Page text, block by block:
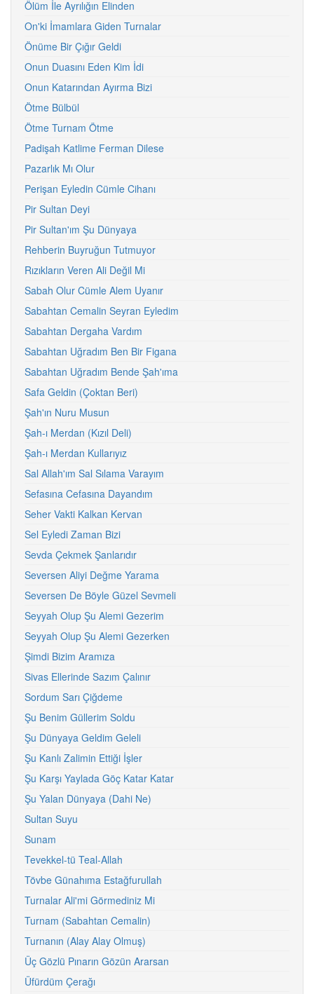
Ölüm İle Ayrılığın Elinden
On'ki İmamlara Giden Turnalar
Önüme Bir Çığır Geldi
Onun Duasını Eden Kim İdi
Onun Katarından Ayırma Bizi
Ötme Bülbül
Ötme Turnam Ötme
Padişah Katlime Ferman Dilese
Pazarlık Mı Olur
Perişan Eyledin Cümle Cihanı
Pir Sultan Deyi
Pir Sultan'ım Şu Dünyaya
Rehberin Buyruğun Tutmuyor
Rızıkların Veren Ali Değil Mi
Sabah Olur Cümle Alem Uyanır
Sabahtan Cemalin Seyran Eyledim
Sabahtan Dergaha Vardım
Sabahtan Uğradım Ben Bir Figana
Sabahtan Uğradım Bende Şah'ıma
Safa Geldin (Çoktan Beri)
Şah'ın Nuru Musun
Şah-ı Merdan (Kızıl Deli)
Şah-ı Merdan Kullarıyız
Sal Allah'ım Sal Sılama Varayım
Sefasına Cefasına Dayandım
Seher Vakti Kalkan Kervan
Sel Eyledi Zaman Bizi
Sevda Çekmek Şanlarıdır
Seversen Aliyi Değme Yarama
Seversen De Böyle Güzel Sevmeli
Seyyah Olup Şu Alemi Gezerim
Seyyah Olup Şu Alemi Gezerken
Şimdi Bizim Aramıza
Sivas Ellerinde Sazım Çalınır
Sordum Sarı Çiğdeme
Şu Benim Güllerim Soldu
Şu Dünyaya Geldim Geleli
Şu Kanlı Zalimin Ettiği İşler
Şu Karşı Yaylada Göç Katar Katar
Şu Yalan Dünyaya (Dahi Ne)
Sultan Suyu
Sunam
Tevekkel-tü Teal-Allah
Tövbe Günahıma Estağfurullah
Turnalar Ali'mi Görmediniz Mi
Turnam (Sabahtan Cemalin)
Turnanın (Alay Alay Olmuş)
Üç Gözlü Pınarın Gözün Ararsan
Üfürdüm Çerağı